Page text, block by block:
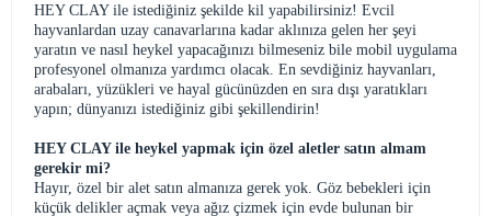
HEY CLAY ile istediğiniz şekilde kil yapabilirsiniz! Evcil
hayvanlardan uzay canavarlarına kadar aklınıza gelen her şeyi
yaratın ve nasıl heykel yapacağınızı bilmeseniz bile mobil uygulama
profesyonel olmanıza yardımcı olacak. En sevdiğiniz hayvanları,
arabaları, yüzükleri ve hayal gücünüzden en sıra dışı yaratıkları
yapın; dünyanızı istediğiniz gibi şekillendirin!
HEY CLAY ile heykel yapmak için özel aletler satın almam
gerekir mi?
Hayır, özel bir alet satın almanıza gerek yok. Göz bebekleri için
küçük delikler açmak veya ağız çizmek için evde bulunan bir